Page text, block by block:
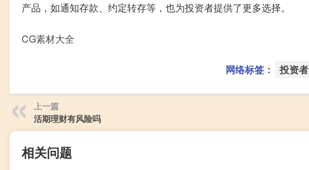
产品，如通知存款、约定转存等，也为投资者提供了更多选择。
CG素材大全
网络标签： 投资者
上一篇
活期理财有风险吗
相关问题